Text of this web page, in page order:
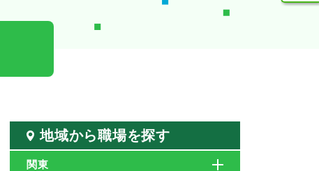
地域から職場を探す
関東